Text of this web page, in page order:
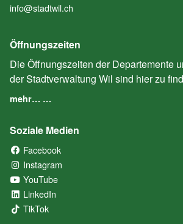
info@stadtwil.ch
Öffnungszeiten
Die Öffnungszeiten der Departemente
der Stadtverwaltung Wil sind hier zu
mehr… …
Soziale Medien
Facebook
Instagram
YouTube
LinkedIn
TikTok